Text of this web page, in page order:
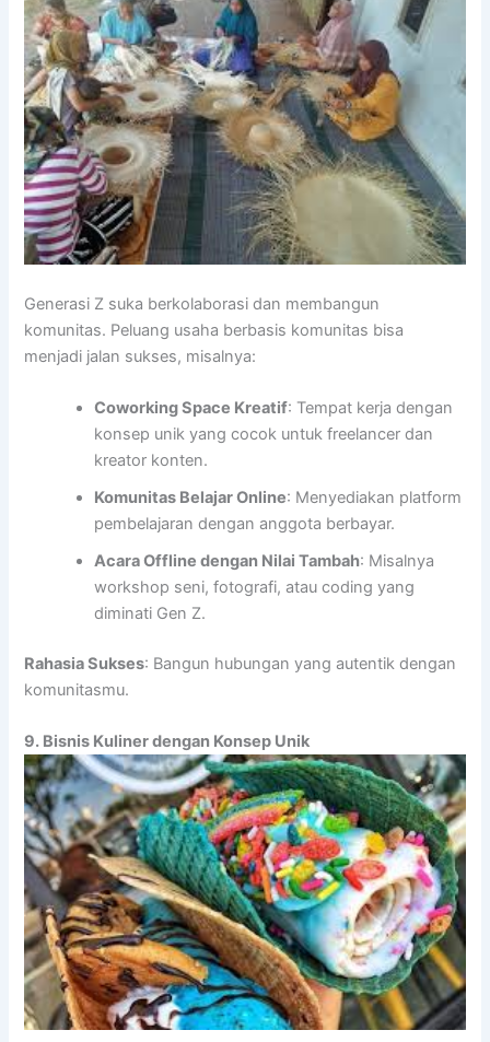
Generasi Z suka berkolaborasi dan membangun
komunitas. Peluang usaha berbasis komunitas bisa
menjadi jalan sukses, misalnya:
Coworking Space Kreatif: Tempat kerja dengan
konsep unik yang cocok untuk freelancer dan
kreator konten.
Komunitas Belajar Online: Menyediakan platform
pembelajaran dengan anggota berbayar.
Acara Offline dengan Nilai Tambah: Misalnya
workshop seni, fotografi, atau coding yang
diminati Gen Z.
Rahasia Sukses: Bangun hubungan yang autentik dengan
komunitasmu.
9. Bisnis Kuliner dengan Konsep Unik